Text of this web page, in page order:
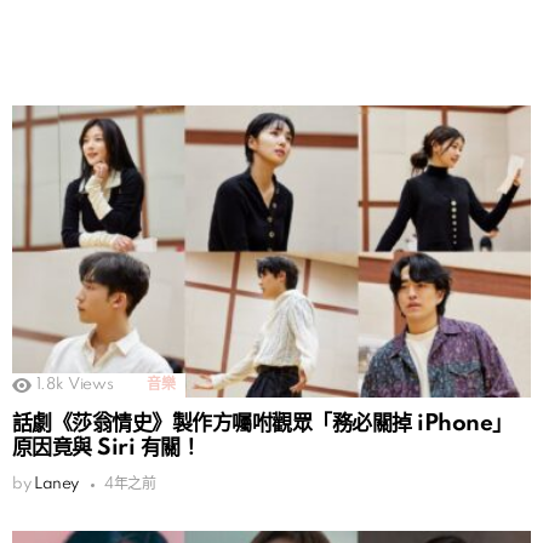
1.8k Views 音樂
話劇《莎翁情史》製作方囑咐觀眾「務必關掉 iPhone」
原因竟與 Siri 有關！
by Laney 4年之前